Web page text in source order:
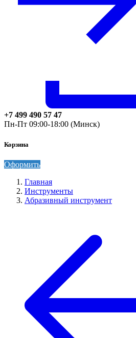
+7 499 490 57 47
Пн-Пт 09:00-18:00 (Минск)
Корзина
Оформить
Главная
Инструменты
Абразивный инструмент